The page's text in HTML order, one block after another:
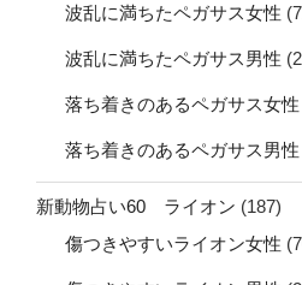
波乱に満ちたペガサス女性
波乱に満ちたペガサス男性
落ち着きのあるペガサス女性
落ち着きのあるペガサス男性
新動物占い60 ライオン (187)
傷つきやすいライオン女性